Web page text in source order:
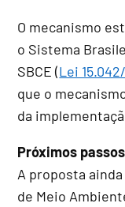
O mecanismo
o Sistema
SBCE (Lei
que o
da
Próximos passos
A proposta
de Meio